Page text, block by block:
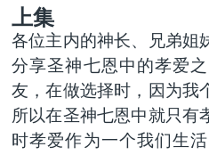
上集
各位主内的神长、兄弟姐
分享圣神七恩中的孝爱
友，在做选择时，因为我
所以在圣神七恩中就只有
时孝爱作为一个我们生